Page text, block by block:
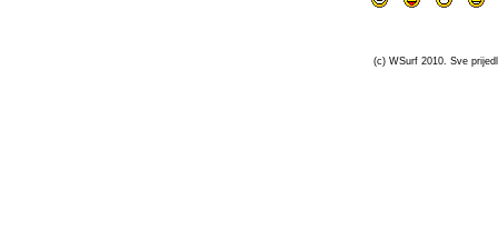
(c) WSurf 2010. Sve